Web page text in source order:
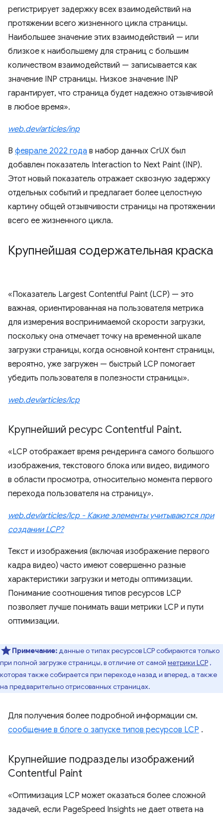
регистрирует задержку всех взаимодействий на
протяжении всего жизненного цикла страницы.
Наибольшее значение этих взаимодействий — или
близкое к наибольшему для страниц с большим
количеством взаимодействий — записывается как
значение INP страницы. Низкое значение INP
гарантирует, что страница будет надежно отзывчивой
в любое время».
web.dev/articles/inp
В феврале 2022 года в набор данных CrUX был
добавлен показатель Interaction to Next Paint (INP).
Этот новый показатель отражает сквозную задержку
отдельных событий и предлагает более целостную
картину общей отзывчивости страницы на протяжении
всего ее жизненного цикла.
Крупнейшая содержательная краска
«Показатель Largest Contentful Paint (LCP) — это
важная, ориентированная на пользователя метрика
для измерения воспринимаемой скорости загрузки,
поскольку она отмечает точку на временной шкале
загрузки страницы, когда основной контент страницы,
вероятно, уже загружен — быстрый LCP помогает
убедить пользователя в полезности страницы».
web.dev/articles/lcp
Крупнейший ресурс Contentful Paint.
«LCP отображает время рендеринга самого большого
изображения, текстового блока или видео, видимого
в области просмотра, относительно момента первого
перехода пользователя на страницу».
web.dev/articles/lcp - Какие элементы учитываются при
создании LCP?
Текст и изображения (включая изображение первого
кадра видео) часто имеют совершенно разные
характеристики загрузки и методы оптимизации.
Понимание соотношения типов ресурсов LCP
позволяет лучше понимать ваши метрики LCP и пути
оптимизации.
Примечание:данные о типах ресурсов LCP собираются только
при полной загрузке страницы, в отличие от самой метрики LCP ,
которая также собирается при переходе назад и вперед, а также
на предварительно отрисованных страницах.
Для получения более подробной информации см.
сообщение в блоге о запуске типов ресурсов LCP .
Крупнейшие подразделы изображений
Contentful Paint
«Оптимизация LCP может оказаться более сложной
задачей, если PageSpeed ​​Insights не дает ответа на